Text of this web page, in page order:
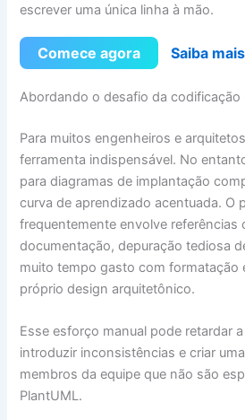
escrever uma única linha à mão.
Comece agora Saiba mais
Abordando o desafio da codificação
Para muitos engenheiros e
ferramenta indispensável. No
para diagramas de implantação
curva de aprendizado acentuada. O
frequentemente envolve referências
documentação, depuração tediosa
muito tempo gasto com formatação
próprio design arquitetônico.
Esse esforço manual pode retardar
introduzir inconsistências e criar
membros da equipe que não são
PlantUML.